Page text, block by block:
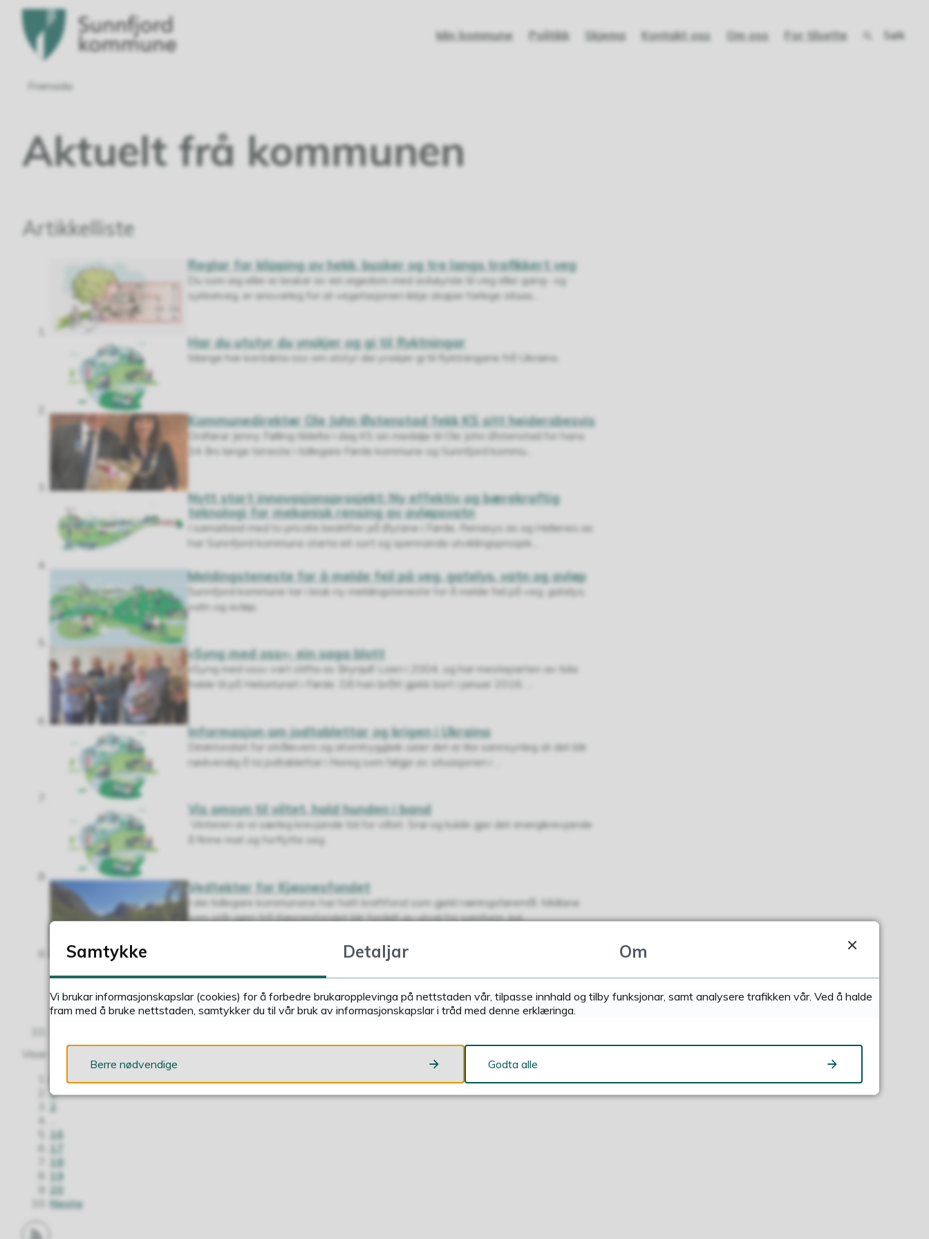
Sunnfjord
kommune
Min kommune Politikk Skjema Kontakt oss Om oss For tilsette Søk
Du
her:
Framsida
Aktuelt frå kommunen
Artikkelliste
Reglar for klipping av hekk, busker og tre langs trafikkert veg
Du som eig eller er brukar av ein eigedom med avkøyrsle til veg eller gang- og
sykkelveg, er ansvarleg for at vegetasjonen ikkje skaper farlege situas...
Har du utstyr du ynskjer og gi til flyktningar
Mange har kontakta oss om utstyr dei ynskjer gi til flyktningane frå Ukraina.
Kommunedirektør Ole John Østenstad fekk KS sitt heidersbesvis
Ordførar Jenny Følling tildelte i dag KS sin medalje til Ole John Østenstad for hans
34 års lange teneste i tidlegare Førde kommune og Sunnfjord kommu...
Nytt stort innovasjonsprosjekt: Ny effektiv og bærekraftig
teknologi for mekanisk rensing av avløpsvatn
I samarbeid med to private bedrifter på Øyrane i Førde, Renasys as og Hellenes as
har Sunnfjord kommune starta eit sort og spennande utviklingsprosjek...
Meldingsteneste for å melde feil på veg, gatelys, vatn og avløp
Sunnfjord kommune tar i bruk ny meldingsteneste for å melde feil på veg, gatelys,
vatn og avløp.
«Syng med oss»- ein saga blott
«Syng med oss» vart stifta av Brynjulf Loen i 2004, og har mesteparten av tida
halde til på Helsetunet i Førde. Då han brått gjekk bort i januar 2016, ...
Informasjon om jodtablettar og krigen i Ukraina
Direktoratet for strålevern og atomtryggleik seier det er lite sannsynleg at det blir
nødvendig å ta jodtablettar i Noreg som følgje av situasjonen i ...
Vis omsyn til viltet, hald hunden i band
Vinteren er ei særleg krevjande tid for viltet. Snø og kulde gjer det energikrevjande
å finne mat og forflytte seg.
Vedtekter for Kjøsnesfondet
I dei tidlegare kommunane har hatt kraftfond som gjeld næringsføremål. Midlane
som står igjen frå Kjøsnesfondet blir fordelt av utval for samfunn, kul...
Sunnfjord kommune blir med i nasjonalt lokaldemokratiprosjekt
Kommunal- og distriktsdepartementet (KDD) kunngjorde i dag at Sunnfjord er valt
ut som føregangskommune i nytt lokaldemokratiprosjekt, saman med seks ...
Visar
Førre
1
2
16
17
18
19
20
Neste
Samtykke Detaljar Om
Vi brukar informasjonskapslar (cookies) for å forbedre brukaropplevinga på nettstaden vår, tilpasse innhald og tilby funksjonar, samt analysere trafikken vår. Ved å halde
fram med å bruke nettstaden, samtykker du til vår bruk av informasjonskapslar i tråd med denne erklæringa.
Berre nødvendige Godta alle